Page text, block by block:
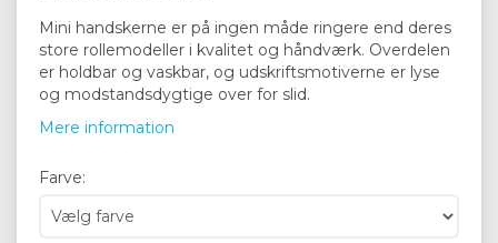
Mini handskerne er på ingen måde ringere end deres
store rollemodeller i kvalitet og håndværk. Overdelen
er holdbar og vaskbar, og udskriftsmotiverne er lyse
og modstandsdygtige over for slid.
Mere information
Farve: